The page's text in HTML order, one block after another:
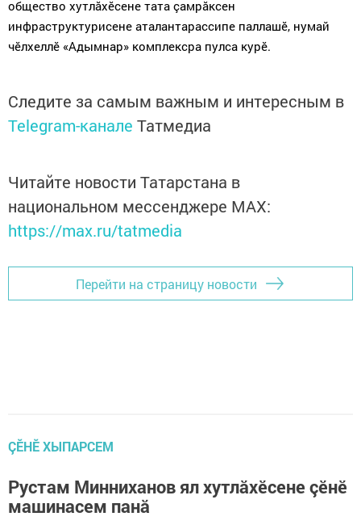
общество хутлăхӗсене тата çамрăксен
инфраструктурисене аталантарассипе паллашӗ, нумай
чӗлхеллӗ «Адымнар» комплексра пулса курӗ.
Следите за самым важным и интересным в
Telegram-канале Татмедиа
Читайте новости Татарстана в
национальном мессенджере MАХ:
https://max.ru/tatmedia
Перейти на страницу новости
ÇӖНӖ ХЫПАРСЕМ
Рустам Минниханов ял хутлăхӗсене çӗнӗ
машинасем панă